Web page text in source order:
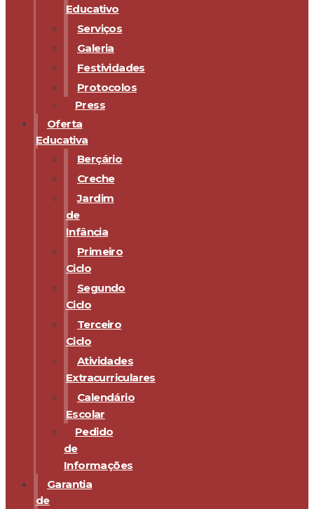
Educativo
Serviços
Galeria
Festividades
Protocolos
Press
Oferta
Educativa
Berçário
Creche
Jardim
de
Infância
Primeiro
Ciclo
Segundo
Ciclo
Terceiro
Ciclo
Atividades
Extracurriculares
Calendário
Escolar
Pedido
de
Informações
Garantia
de